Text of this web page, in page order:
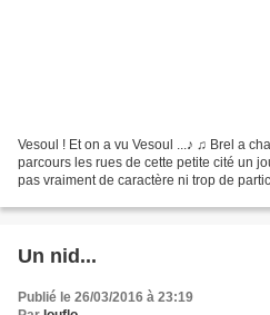
Vesoul ! Et on a vu Vesoul ...♪ ♫ Brel a
parcours les rues de cette petite cité un
pas vraiment de caractère ni trop de
Un nid...
Publié le 26/03/2016 à 23:19